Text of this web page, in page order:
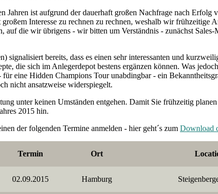
Jahren ist aufgrund der dauerhaft großen Nachfrage nach Erfolg
Interesse zu rechnen zu rechnen, weshalb wir frühzeitige
auf die wir übrigens - wir bitten um Verständnis - zunächst
signalisiert bereits, dass es einen sehr interessanten und
die sich im Anlegerdepot bestens ergänzen können. Was
eine Hidden Champions Tour unabdingbar - ein
nicht ansatzweise widerspiegelt.
unter keinen Umständen entgehen. Damit Sie frühzeitig
2015 hin.
der folgenden Termine anmelden - hier geht´s zum Download
Termin Ort
02.09.2015 Hamburg